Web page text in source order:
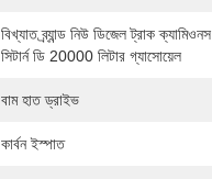
বিখ্যাত ব্র্যান্ড নিউ ডিজেল ট্রাক ক্যামিওনস
সিটার্ন ডি 20000 লিটার গ্যাসোয়েল
বাম হাত ড্রাইভ
কার্বন ইস্পাত